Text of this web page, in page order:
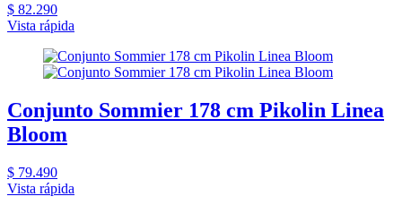
$ 82.290
Vista rápida
Conjunto Sommier 178 cm Pikolin Linea
Bloom
$ 79.490
Vista rápida